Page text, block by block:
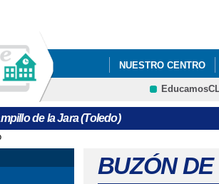
NUESTRO CENTRO
LES RECORDAMOS
CALENDARIO
de la Jara (Toledo)
usted aquí
BUZÓN